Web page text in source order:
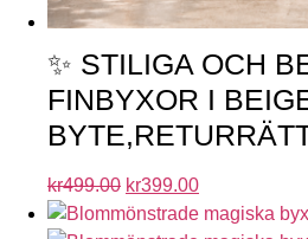
✨ STILIGA OCH
FINBYXOR I
kr499.00 kr399.00